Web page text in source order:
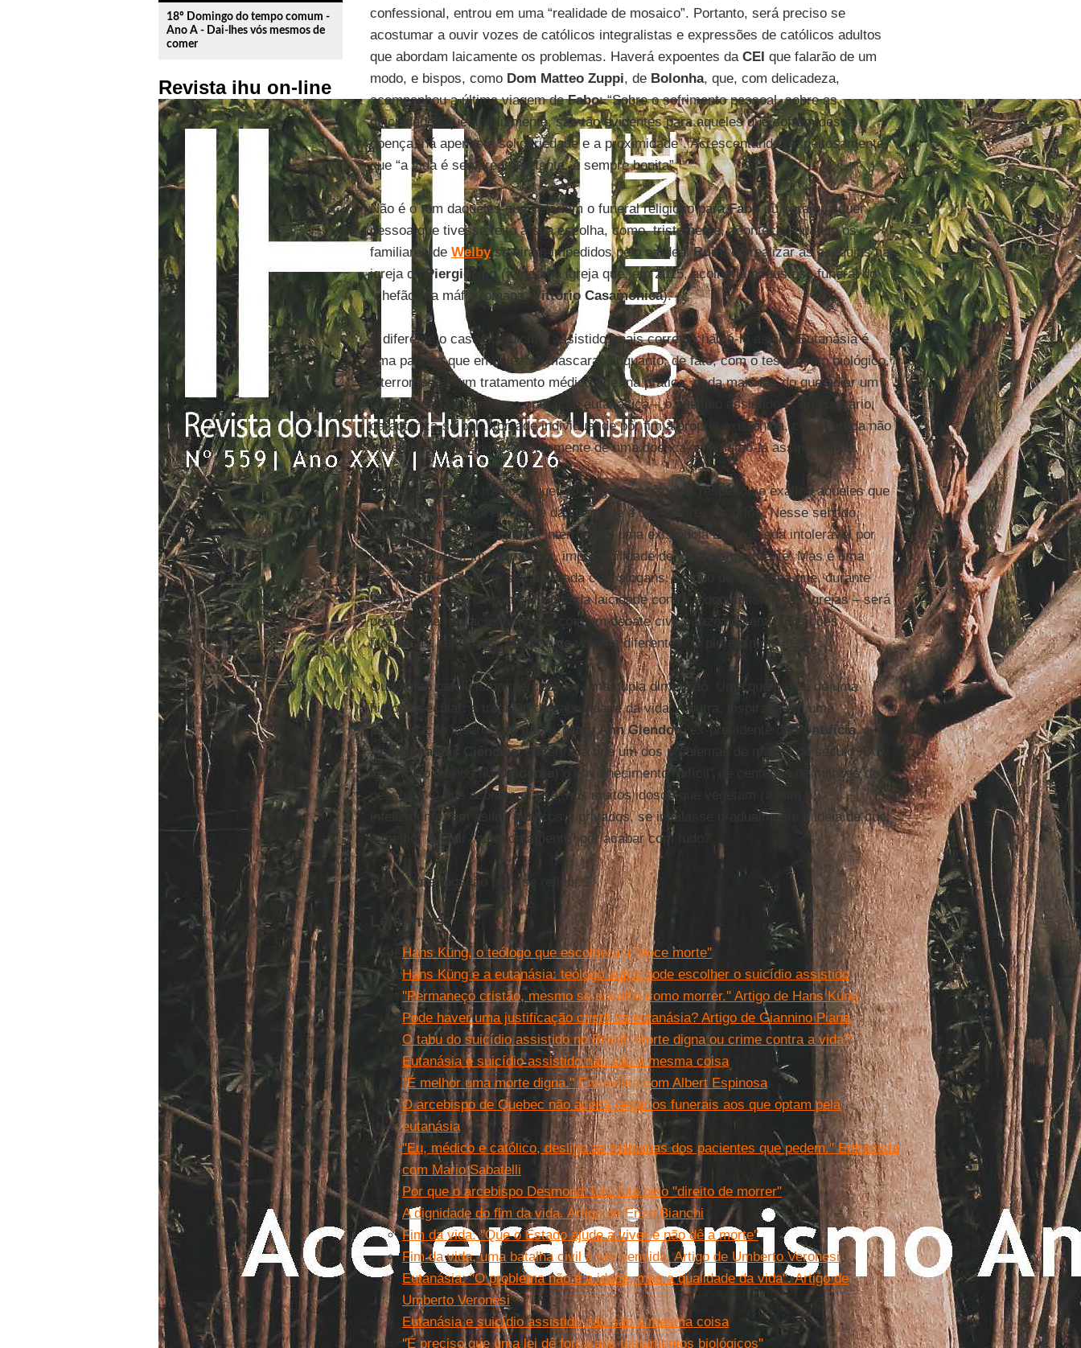
18º Domingo do tempo comum -
Ano A - Dai-lhes vós mesmos de
comer
Revista ihu on-line
confessional, entrou em uma “realidade de mosaico”. Portanto, será preciso se
acostumar a ouvir vozes de católicos integralistas e expressões de católicos adultos
que abordam laicamente os problemas. Haverá expoentes da CEI que falarão de um
modo, e bispos, como Dom Matteo Zuppi, de Bolonha, que, com delicadeza,
acompanhou a última viagem deFabo: “Sobre o sofrimento pessoal, sobre as
dificuldades que, infelizmente, são tão evidentes para aqueles que sofrem dessa
doença, há apenas a solidariedade e a proximidade”. Acrescentando respeitosamente
que “a vida é sempre importante, é sempre bonita”.
Não é o tom daqueles que vetariam o funeral religioso paraFaboou para qualquer
pessoa que tivesse feito a sua escolha, como, tristemente, aconteceu quando os
familiares de Welbyse viram impedidos pelo cardealRuinide realizar as exéquias na
igreja dePiergiorgio (a mesma igreja que, em 2015, acolheria o faustoso funeral do
“chefão” da máfia romana, Vittorio Casamonica).
É diferente o caso do suicídio assistido: mais correto chamá-lo assim. Eutanásia é
uma palavra que embeleza e mascara. Enquanto, de fato, com o testamento biológico,
interrompe-se um tratamento médico que, na prática, nada mais faz do que adiar um
fim de vida já iminente, a operação eutanásica – o suicídio assistido –, ao contrário,
caracteriza-se pela vontade individual de pôr fim à própria existência, considerada não
mais suportável, independentemente de uma doença, chamemo-la assim, mortal.
Existe uma antiga tradição que, ao longo dos séculos, respeitou e exaltou aqueles que
tiram a própria vida em nome da liberdade e dos valores próprios. Nesse sentido,
“liberdade” também significa interromper uma existência considerada intolerável por
causa de dores, impedimentos, impossibilidade de viver normalmente. Mas é uma
questão que não pode ser abordada com slogans. Saindo do esquema que, durante
200 anos, nos acompanhou – luta da laicidade contra o dogmatismo das Igrejas – será
preciso que nos acostumemos com um debate civil e razoável entre posições
filosóficas, religiosas, éticas e de valores diferentes. O pluralismo é isso.
Quanto ao catolicismo, percebe-se uma dupla dimensão. Uma que nasce de uma
história secular: a tradição da sacralidade da vida. A outra, inspirada em uma
preocupação inserida no futuro.Mary Ann Glendon, ex-presidente daPontifícia
Academia das Ciências, observava que um dos problemas de massa do século XXI
será (pelo menos noOcidente ) o envelhecimento “difícil” de centenas de milhões de
pessoas. O que aconteceria se, nos muitos idosos que vegetam (assim é,
infelizmente) em asilos públicos e privados, se instilasse gradualmente a ideia de que
é melhor decidir “autonomamente” por acabar com tudo?
É uma interrogação para se refletir.
Leia mais:
Hans Küng, o teólogo que escolherá a ''doce morte''
Hans Küng e a eutanásia: teólogo suíço pode escolher o suicídio assistido
''Permaneço cristão, mesmo se escolho como morrer.'' Artigo de Hans Küng
Pode haver uma justificação cristã da eutanásia? Artigo de Giannino Piana
O tabu do suicídio assistido no Brasil: morte digna ou crime contra a vida?
Eutanásia e suicídio assistido não são a mesma coisa
"É melhor uma morte digna." Entrevista com Albert Espinosa
O arcebispo de Quebec não aceita negar os funerais aos que optam pela
eutanásia
"Eu, médico e católico, desligo as máquinas dos pacientes que pedem." Entrevista
com Mario Sabatelli
Por que o arcebispo Desmond Tutu luta pelo "direito de morrer"
A dignidade do fim da vida. Artigo de Enzo Bianchi
Fim da vida: ''Que o Estado ajude a viver e não dê a morte''
Fim da vida, uma batalha civil a ser vencida. Artigo de Umberto Veronesi
Eutanásia: "O problema não é a idade, mas a qualidade da vida". Artigo de
Umberto Veronesi
Eutanásia e suicídio assistido não são a mesma coisa
''É preciso que uma lei dê força aos testamentos biológicos''